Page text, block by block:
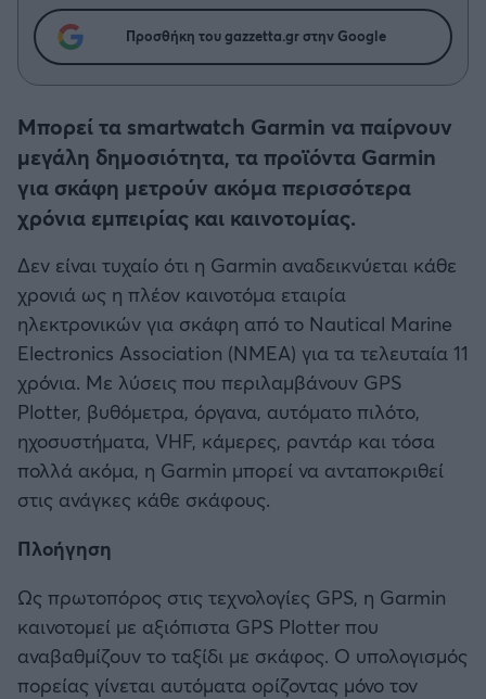
Δημήτρης Τσορμπατζόγλου
Άρης
Λεβαδειακός
ΟΦΗ
Ατρόμητος Αθηνών
Κηφισιά
Αστέρας Τρίπολης
Παναιτωλικός
Καλαμάτα
Ηρακλής
Μπαρτσελόνα
Ρεάλ Μαδρίτης
Συνεντεύξεις
Μεγάλη μου ΑγάπηΠροσθήκη του gazzetta.gr στην Google
Μπορεί τα smartwatch Garmin να παίρνουν
μεγάλη δημοσιότητα, τα προϊόντα Garmin
για σκάφη μετρούν ακόμα περισσότερα
χρόνια εμπειρίας και καινοτομίας.
Δεν είναι τυχαίο ότι η Garmin αναδεικνύεται κάθε
χρονιά ως η πλέον καινοτόμα εταιρία
ηλεκτρονικών για σκάφη από το Nautical Marine
Electronics Association (NMEA) για τα τελευταία 11
χρόνια. Με λύσεις που περιλαμβάνουν GPS
Plotter, βυθόμετρα, όργανα, αυτόματο πιλότο,
ηχοσυστήματα, VHF, κάμερες, ραντάρ και τόσα
πολλά ακόμα, η Garmin μπορεί να ανταποκριθεί
στις ανάγκες κάθε σκάφους.
Πλοήγηση
Ως πρωτοπόρος στις τεχνολογίες GPS, η Garmin
καινοτομεί με αξιόπιστα GPS Plotter που
αναβαθμίζουν το ταξίδι με σκάφος. Ο υπολογισμός
πορείας γίνεται αυτόματα ορίζοντας μόνο τον